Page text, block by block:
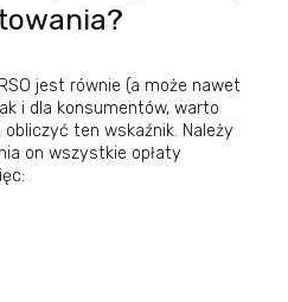
jest równie (a może nawet
i dla konsumentów, warto
ten wskaźnik. Należy
on wszystkie opłaty